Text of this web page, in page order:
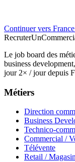
Continuer vers
RecruterUn
Le job board des
business
jour 2× / jour depuis
Métiers
Direction
Business
Technico-
Commercial /
Télévente
Retail / Magasin